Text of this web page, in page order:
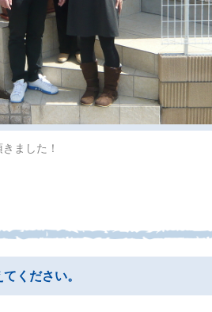
ました！
ください。